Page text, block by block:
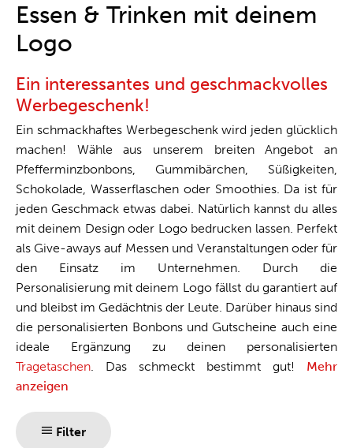
Essen & Trinken mit deinem
Logo
Ein interessantes und geschmackvolles
Werbegeschenk!
Ein schmackhaftes Werbegeschenk wird jeden glücklich
machen! Wähle aus unserem breiten Angebot an
Pfefferminzbonbons, Gummibärchen, Süßigkeiten,
Schokolade, Wasserflaschen oder Smoothies. Da ist für
jeden Geschmack etwas dabei. Natürlich kannst du alles
mit deinem Design oder Logo bedrucken lassen. Perfekt
als Give-aways auf Messen und Veranstaltungen oder für
den Einsatz im Unternehmen. Durch die
Personalisierung mit deinem Logo fällst du garantiert auf
und bleibst im Gedächtnis der Leute. Darüber hinaus sind
die personalisierten Bonbons und Gutscheine auch eine
ideale Ergänzung zu deinen personalisierten
Tragetaschen. Das schmeckt bestimmt gut! Mehr
anzeigen
Filter